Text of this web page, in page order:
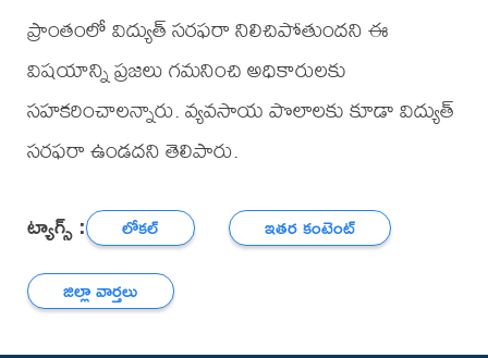
ప్రాంతంలో విద్యుత్ సరఫరా నిలిచిపోతుందని ఈ
విషయాన్ని ప్రజలు గమనించి అధికారులకు
సహకరించాలన్నారు. వ్యవసాయ పొలాలకు కూడా విద్యుత్
సరఫరా ఉండదని తెలిపారు.
ట్యాగ్స్ : లోకల్
ఇతర కంటెంట్
జిల్లా వార్తలు